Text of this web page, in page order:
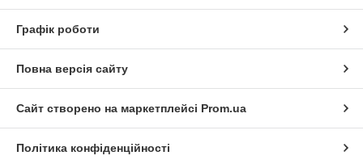
Графік роботи
Повна версія сайту
Сайт створено на маркетплейсі Prom.ua
Політика конфіденційності